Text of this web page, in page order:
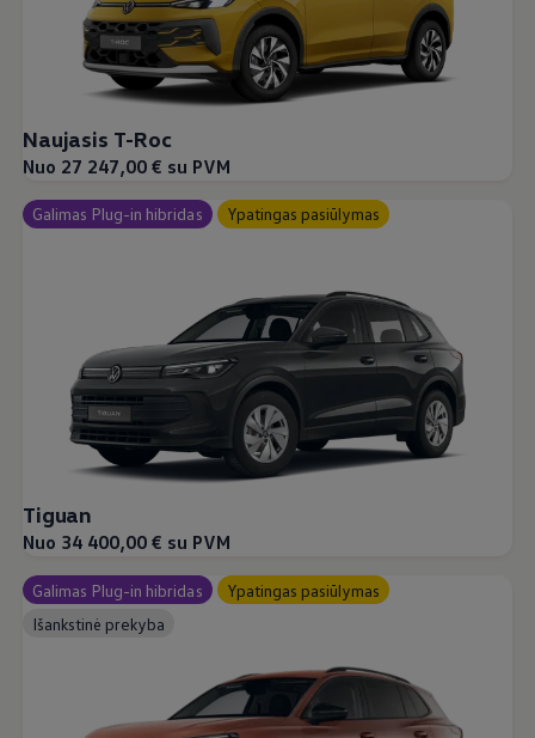
Naujasis T-Roc
Nuo 27 247,00 € su PVM
Galimas Plug-in hibridas Ypatingas pasiūlymas
Tiguan
Nuo 34 400,00 € su PVM
Galimas Plug-in hibridas
Ypatingas pasiūlymas
Išankstinė prekyba